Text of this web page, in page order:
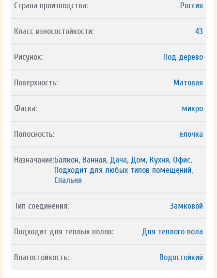
Страна производства: Россия
Класс износостойкости: 43
Рисунок: Под дерево
Поверхность: Матовая
Фаска: микро
Полосность: елочка
Назначание:Балкон, Ванная, Дача, Дом, Кухня, Офис,
Подходит для любых типов помещений,
Спальня
Тип соединения: Замковой
Подходит для теплых полов: Для теплого пола
Влагостойкость: Водостойкий